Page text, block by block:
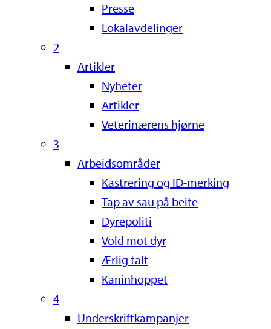
Presse
Lokalavdelinger
2
Artikler
Nyheter
Artikler
Veterinærens hjørne
3
Arbeidsområder
Kastrering og ID-merking
Tap av sau på beite
Dyrepoliti
Vold mot dyr
Ærlig talt
Kaninhoppet
4
Underskriftkampanjer